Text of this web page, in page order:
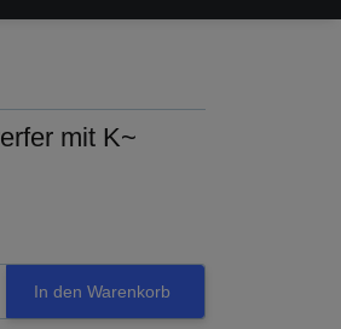
mit K~
In den Warenkorb